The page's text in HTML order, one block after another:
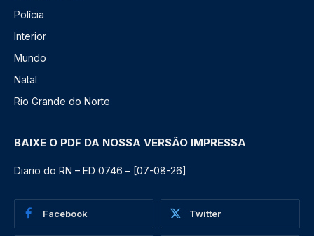
Polícia
Interior
Mundo
Natal
Rio Grande do Norte
BAIXE O PDF DA NOSSA VERSÃO IMPRESSA
Diario do RN – ED 0746 – [07-08-26]
Facebook Twitter